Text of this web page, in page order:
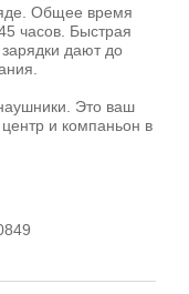
Общее время
часов. Быстрая
дают до
Это ваш
и компаньон в